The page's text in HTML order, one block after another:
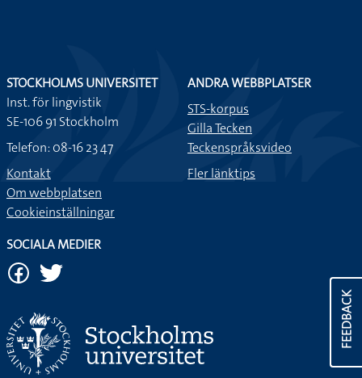
FEEDBACK
STOCKHOLMS UNIVERSITET
Inst. för lingvistik
SE-106 91 Stockholm
Telefon: 08-16 23 47
Kontakt
Om webbplatsen
Cookieinställningar
ANDRA WEBBPLATSER
STS-korpus
Gilla Tecken
Teckenspråksvideo
Fler länktips
SOCIALA MEDIER